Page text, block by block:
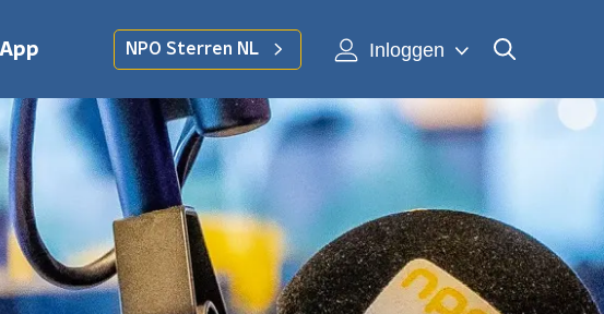
App NPO Sterren NL Inloggen